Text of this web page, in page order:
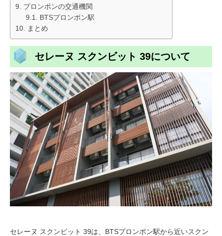
プロンポンの交通機関
BTSプロンポン駅
まとめ
セレーヌ スクンビット 39について
セレーヌ スクンビット 39は、BTSプロンポン駅から近いスクン